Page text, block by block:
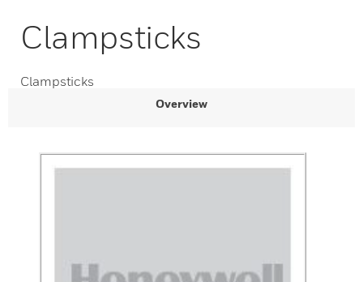
Clampsticks
Clampsticks
Overview